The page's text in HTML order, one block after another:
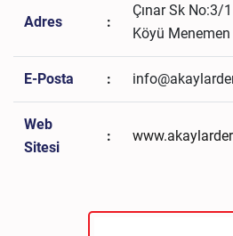
Adres :
Çınar Sk No:3/
Köyü Menemen
E-Posta :
Web
Sitesi
: